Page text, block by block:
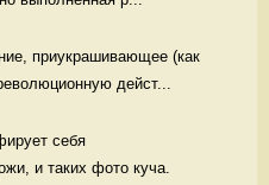
приукрашивающее (как
дейст...
себя
и таких фото куча.